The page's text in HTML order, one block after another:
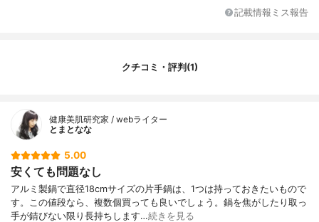
記載情報ミス報告
クチコミ・評判(1)
健康美肌研究家 / webライター
とまとなな
5.00
安くても問題なし
アルミ製鍋で直径18cmサイズの片手鍋は、1つは持っておきたいもので
す。この値段なら、複数個買っても良いでしょう。鍋を焦がしたり取っ
手が錆びない限り長持ちします…続きを見る